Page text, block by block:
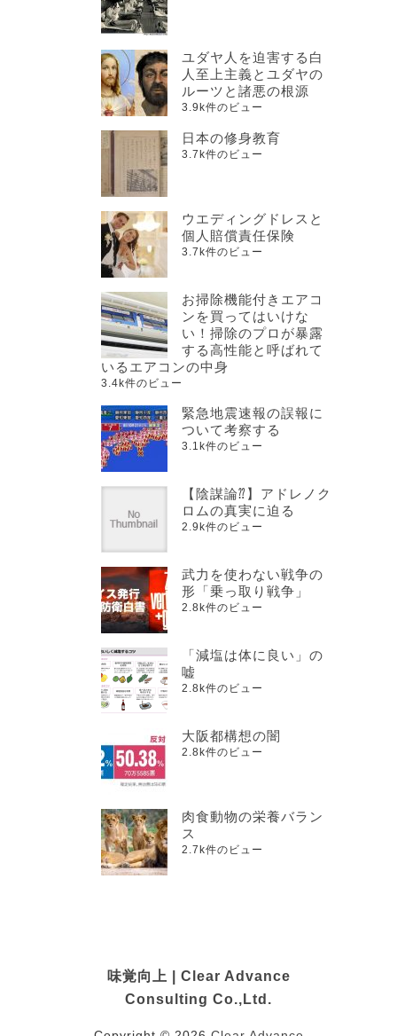
ユダヤ人を迫害する白
人至上主義とユダヤの
ルーツと諸悪の根源
3.9k件のビュー
日本の修身教育
3.7k件のビュー
ウエディングドレスと
個人賠償責任保険
3.7k件のビュー
お掃除機能付きエアコ
ンを買ってはいけな
い！掃除のプロが暴露
する高性能と呼ばれて
いるエアコンの中身
3.4k件のビュー
緊急地震速報の誤報に
ついて考察する
3.1k件のビュー
【陰謀論⁇】アドレノク
ロムの真実に迫る
2.9k件のビュー
武力を使わない戦争の
形「乗っ取り戦争」
2.8k件のビュー
「減塩は体に良い」の
嘘
2.8k件のビュー
大阪都構想の闇
2.8k件のビュー
肉食動物の栄養バラン
ス
2.7k件のビュー
味覚向上 | Clear Advance
Consulting Co.,Ltd.